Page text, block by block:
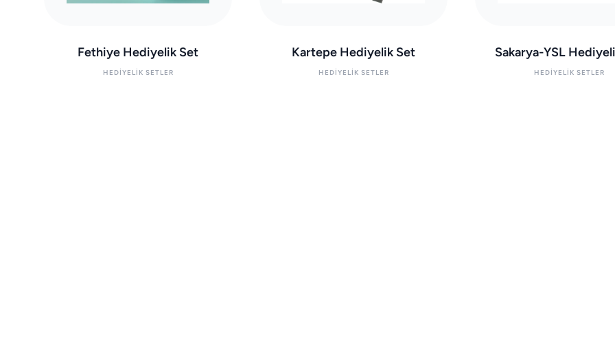
Fethiye Hediyelik Set
HEDIYELIK SETLER
Kartepe Hediyelik Set
HEDIYELIK SETLER
Sakarya-YSL
HEDIYELIK SETLER